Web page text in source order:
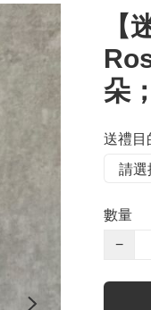
【
朵
送禮目
數量
−